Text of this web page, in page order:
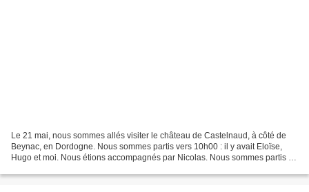
Le 21 mai, nous sommes allés visiter le château de Castelnaud, à côté de
Beynac, en Dordogne. Nous sommes partis vers 10h00 : il y avait Eloïse,
Hugo et moi. Nous étions accompagnés par Nicolas. Nous sommes partis en